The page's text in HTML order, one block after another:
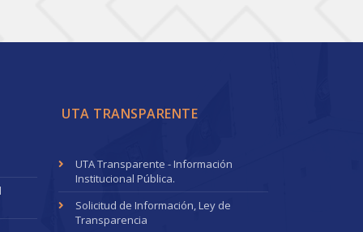
UTA TRANSPARENTE
UTA Transparente - Información
Institucional Pública.
Solicitud de Información, Ley de
Transparencia